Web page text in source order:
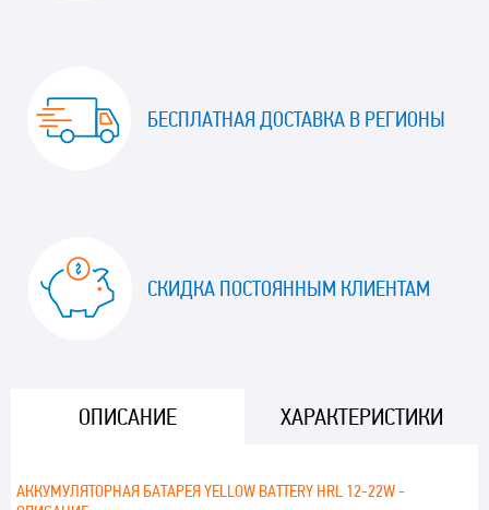
БЕСПЛАТНАЯ ДОСТАВКА В РЕГИОНЫ
СКИДКА ПОСТОЯННЫМ КЛИЕНТАМ
ОПИСАНИЕ ХАРАКТЕРИСТИКИ
АККУМУЛЯТОРНАЯ БАТАРЕЯ YELLOW BATTERY HRL 12-22W -